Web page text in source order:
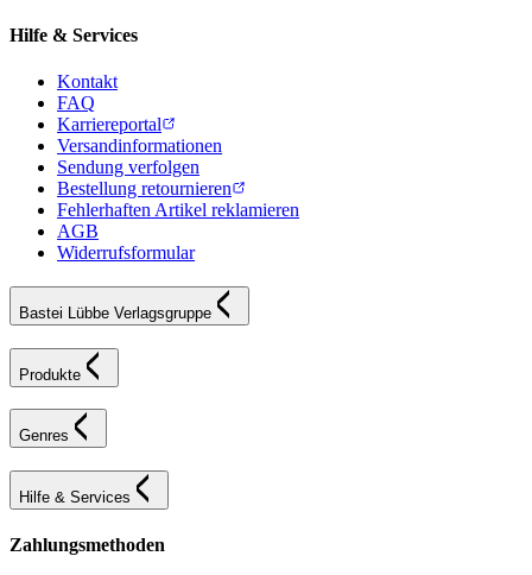
Hilfe & Services
Kontakt
FAQ
Karriereportal
Versandinformationen
Sendung verfolgen
Bestellung retournieren
Fehlerhaften Artikel reklamieren
AGB
Widerrufsformular
Bastei Lübbe Verlagsgruppe
Produkte
Genres
Hilfe & Services
Zahlungsmethoden